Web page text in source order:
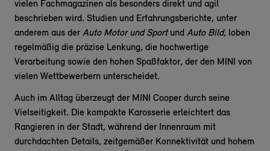
vielen Fachmagazinen als besonders direkt und agil
beschrieben wird. Studien und Erfahrungsberichte, unter
anderem aus der Auto Motor und Sportund Auto Bild, loben
regelmäßig die präzise Lenkung, die hochwertige
Verarbeitung sowie den hohen Spaßfaktor, der den MINI von
vielen Wettbewerbern unterscheidet.
Auch im Alltag überzeugt der MINI Cooper durch seine
Vielseitigkeit. Die kompakte Karosserie erleichtert das
Rangieren in der Stadt, während der Innenraum mit
durchdachten Details, zeitgemäßer Konnektivität und hohem